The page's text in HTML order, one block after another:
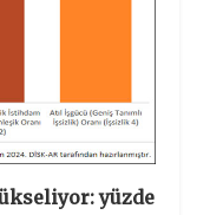
yüzde